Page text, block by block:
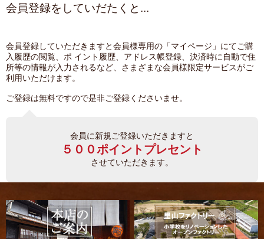
会員登録をしていだたくと...
会員登録していただきますと会員様専用の「マイページ」にてご購
入履歴の閲覧、ポ イント履歴、アドレス帳登録、決済時に自動で住
所等の情報が入力されるなど、さまざまな会員様限定サービスがご
利用いただけます。
ご登録は無料ですので是非ご登録くださいませ。
会員に新規ご登録いただきますと
５００ポイントプレセント
させていただきます。